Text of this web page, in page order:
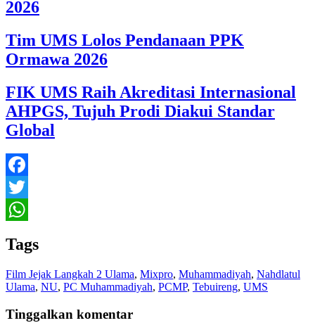
2026
Tim UMS Lolos Pendanaan PPK
Ormawa 2026
FIK UMS Raih Akreditasi Internasional
AHPGS, Tujuh Prodi Diakui Standar
Global
Facebook
Twitter
Tags
Film Jejak Langkah 2 Ulama, Mixpro, Muhammadiyah, Nahdlatul
Ulama, NU, PC Muhammadiyah, PCMP, Tebuireng, UMS
Tinggalkan komentar